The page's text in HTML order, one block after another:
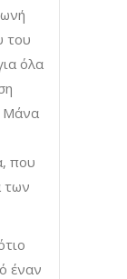
του
όλα
Μάνα
που
των
έναν